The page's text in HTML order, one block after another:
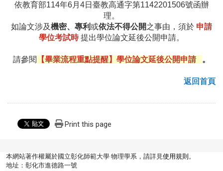
依教育部114年6月4日臺教高通字第1142201506號函辦
理。
如論文涉及機密、專利或依法不得公開之事由，須於 申請
學位考試時提出學位論文延後公開申請。
請參閱 【畢業流程重點提醒】學位論文延後公開申請 。
返回首頁
Print this page
本網站著作權屬於國立彰化師範大學 物理學系，請詳見使用規則 。
地址：彰化市進德路一號